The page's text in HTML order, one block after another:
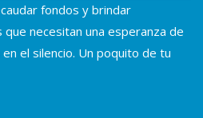
fondos y brindar
necesitan una esperanza de
el silencio. Un poquito de tu